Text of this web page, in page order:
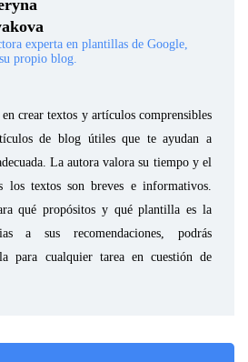
experta en plantillas de Google,
propio blog.
crear textos y artículos comprensibles
de blog útiles que te ayudan a
La autora valora su tiempo y el
textos son breves e informativos.
qué propósitos y qué plantilla es la
a sus recomendaciones, podrás
para cualquier tarea en cuestión de